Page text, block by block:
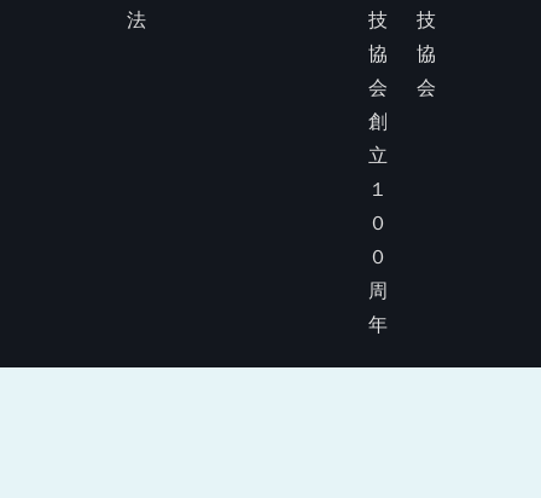
法
技
協
会
創
立
１
０
０
周
年
技
協
会